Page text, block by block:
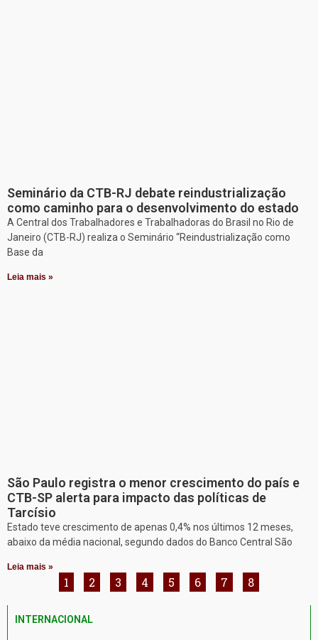
Seminário da CTB-RJ debate reindustrialização
como caminho para o desenvolvimento do estado
A Central dos Trabalhadores e Trabalhadoras do Brasil no Rio de
Janeiro (CTB-RJ) realiza o Seminário “Reindustrialização como
Base da
Leia mais »
São Paulo registra o menor crescimento do país e
CTB-SP alerta para impacto das políticas de
Tarcísio
Estado teve crescimento de apenas 0,4% nos últimos 12 meses,
abaixo da média nacional, segundo dados do Banco Central São
Leia mais »
1 2 3 4 5 6 7 8
INTERNACIONAL